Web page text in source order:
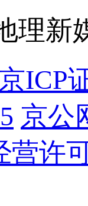
理新
京ICP
京公
营许